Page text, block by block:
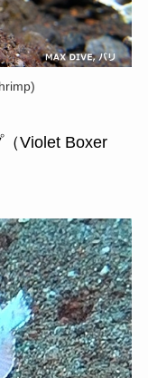
Violet Boxer